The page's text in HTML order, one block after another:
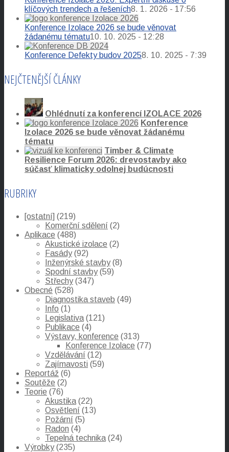
klíčových trendech a řešeních8. 1. 2026 - 17:56
Konference Izolace 2026 se bude věnovat
žádanému tématu10. 10. 2025 - 12:28
Konference Defekty budov 20258. 10. 2025 - 7:39
NEJČTENĚJŠÍ ČLÁNKY
Ohlédnutí za konferencí IZOLACE 2026
Konference
Izolace 2026 se bude věnovat žádanému
tématu
Timber & Climate
Resilience Forum 2026: drevostavby ako
súčasť klimaticky odolnej budúcnosti
RUBRIKY
[ostatní] (219)
Komerční sdělení (2)
Aplikace (488)
Akustické izolace (2)
Fasády(92)
Inženýrské stavby(8)
Spodní stavby(59)
Střechy(347)
Obecné (528)
Diagnostika staveb (49)
Info (1)
Legislativa (121)
Publikace (4)
Výstavy, konference (313)
Konference Izolace (77)
Vzdělávání (12)
Zajímavosti (59)
Reportáž (6)
Soutěže (2)
Teorie (76)
Akustika (22)
Osvětlení (13)
Požární (5)
Radon (4)
Tepelná technika (24)
Výrobky(235)